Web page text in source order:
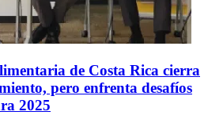
de Costa Rica cierra
pero enfrenta desafíos
2025